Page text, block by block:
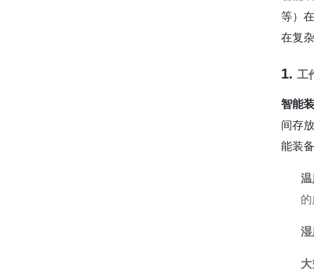
等）
在复
1. 工
智能
间存
能装
温
湿